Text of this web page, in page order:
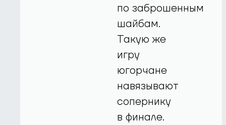
по заброшенным
шайбам.
Такую же
игру
югорчане
навязывают
сопернику
в финале.